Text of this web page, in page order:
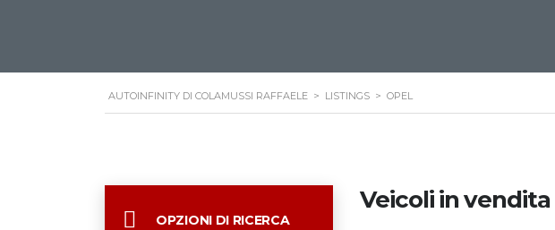
AUTOINFINITY DI COLAMUSSI RAFFAELE > LISTINGS > OPEL
OPZIONI DI RICERCA
Veicoli in vendita